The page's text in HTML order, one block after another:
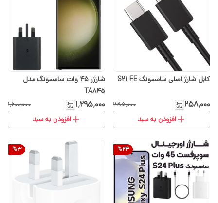
کابل شارژ اصلی سامسونگ S21 FE
۲۵۸٬۰۰۰ ۳۸۵٬۰۰۰
افزودن به سبد
شارژر 45 وات سامسونگ مدل
TA845
۱٬۲۹۵٬۰۰۰ ۱٬۶۰۰٬۰۰۰
افزودن به سبد
%24
%3